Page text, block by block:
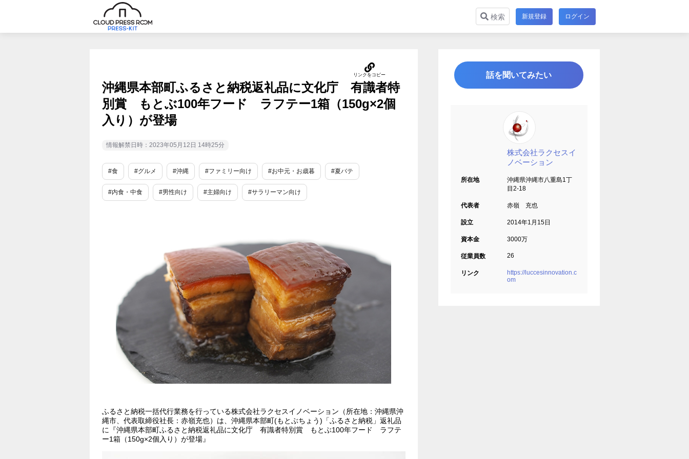
検索 新規登録 ログイン
沖縄県本部町ふるさと納税返礼品に文化庁 有識者特
別賞 もとぶ100年フード ラフテー1箱（150g×2個
入り）が登場
情報解禁日時：2023年05月12日 14時25分
#食 #グルメ #沖縄 #ファミリー向け #お中元・お歳暮 #夏バテ
#内食・中食 #男性向け #主婦向け #サラリーマン向け
ふるさと納税一括代行業務を行っている株式会社ラクセスイノベーション（所在地：沖縄県沖
縄市、代表取締役社長：赤嶺充也）は、沖縄県本部町(もとぶちょう)「ふるさと納税」返礼品
に『沖縄県本部町ふるさと納税返礼品に文化庁 有識者特別賞 もとぶ100年フード ラフテ
ー1箱（150g×2個入り）が登場』
話を聞いてみたい
株式会社ラクセスイ
ノベーション
所在地
沖縄県沖縄市八重島1丁
目2-18
代表者 赤嶺 充也
設立 2014年1月15日
資本金 3000万
従業員数 26
リンク
https://luccesinnovation.c
om